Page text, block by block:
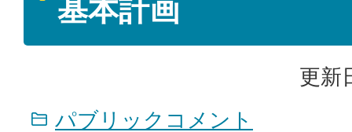
基本計画
更新
パブリックコメント